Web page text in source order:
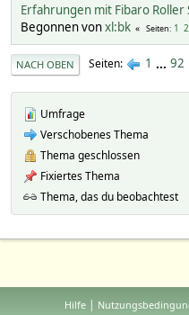
Erfahrungen mit Fibaro Roller
Begonnen vonxl:bk Seiten 1 2
NACH OBEN Seiten 1 ... 92
Umfrage
Verschobenes Thema
Thema geschlossen
Fixiertes Thema
Thema, das du beobachtest
Hilfe |